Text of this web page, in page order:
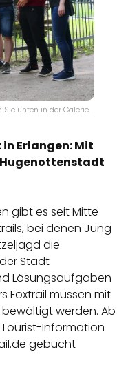
unten in der Galerie.
Erlangen: Mit
Hugenottenstadt
gibt es seit Mitte
bei denen Jung
die
Stadt
Lösungsaufgaben
Foxtrail müssen mit
werden. Ab
Information
gebucht